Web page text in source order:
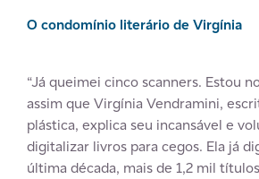
O condomínio literário de Virgínia
“Já queimei cinco scanners. Estou
assim que Virgínia Vendramini,
plástica, explica seu incansável e
digitalizar livros para cegos. Ela já
última década, mais de 1,2 mil